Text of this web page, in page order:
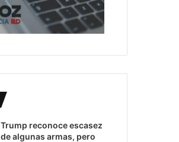
Trump reconoce escasez
de algunas armas, pero